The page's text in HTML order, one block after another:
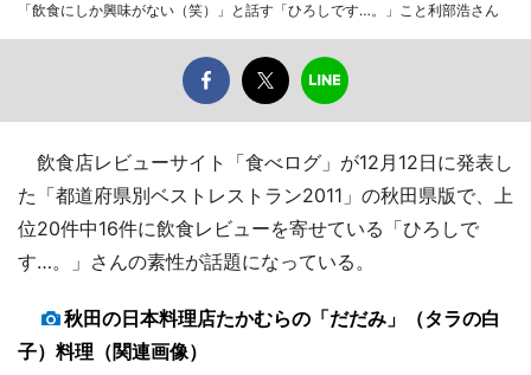
「飲食にしか興味がない（笑）」と話す「ひろしです…。」こと利部浩さん
飲食店レビューサイト「食べログ」が12月12日に発表し
た「都道府県別ベストレストラン2011」の秋田県版で、上
位20件中16件に飲食レビューを寄せている「ひろしで
す…。」さんの素性が話題になっている。
秋田の日本料理店たかむらの「だだみ」（タラの白
子）料理（関連画像）